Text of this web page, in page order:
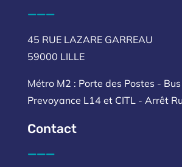
___
45 RUE LAZARE GARREAU
59000 LILLE
Métro M2 : Porte des Postes -
Prevoyance L14 et CITL - Arrêt
Contact
___